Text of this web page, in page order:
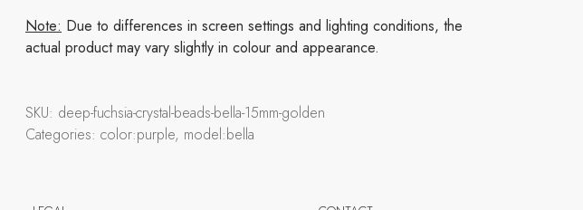
Note: Due to differences in screen settings and lighting conditions, the
actual product may vary slightly in colour and appearance.
SKU: deep-fuchsia-crystal-beads-bella-15mm-golden
Categories: color:purple, model:bella